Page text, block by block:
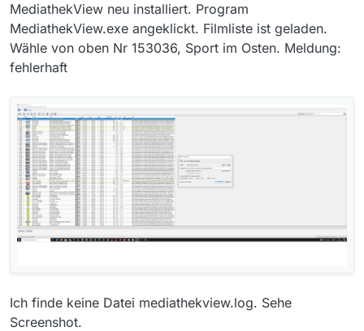
MediathekView neu installiert. Program
MediathekView.exe angeklickt. Filmliste ist geladen.
Wähle von oben Nr 153036, Sport im Osten. Meldung:
fehlerhaft
Ich finde keine Datei mediathekview.log. Sehe
Screenshot.